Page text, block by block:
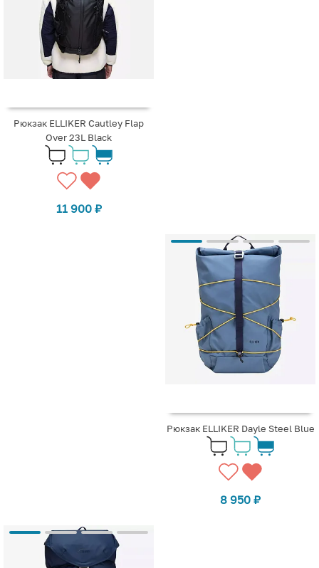
Рюкзак ELLIKER Cautley Flap
Over 23L Black
11 900 ₽
Рюкзак ELLIKER Dayle Steel Blue
8 950 ₽